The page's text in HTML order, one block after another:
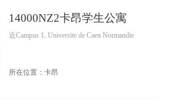
14000NZ2卡昂学生公寓
近Campus 1, Universite de Caen Normandie
所在位置：卡昂